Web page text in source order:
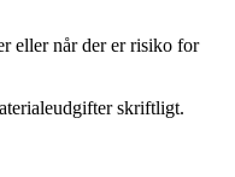
eller når der er risiko for
skriftligt.